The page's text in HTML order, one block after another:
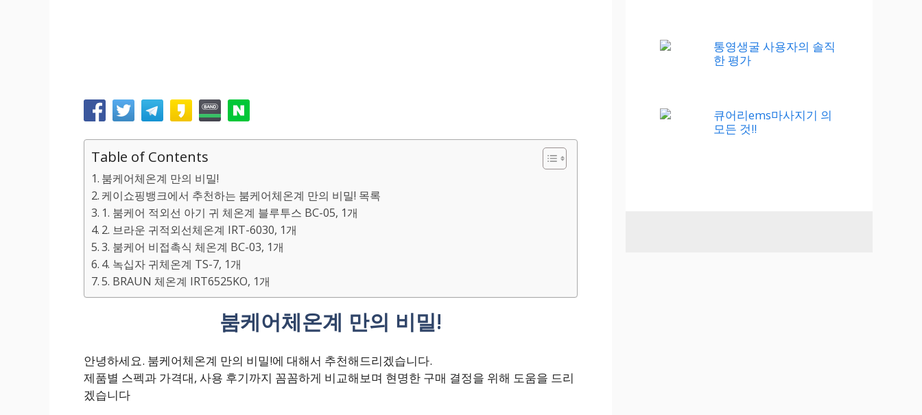
Table of Contents
붐케어체온계 만의 비밀!
케이쇼핑뱅크에서 추천하는 붐케어체온계 만의 비밀! 목록
1. 붐케어 적외선 아기 귀 체온계 블루투스 BC-05, 1개
2. 브라운 귀적외선체온계 IRT-6030, 1개
3. 붐케어 비접촉식 체온계 BC-03, 1개
4. 녹십자 귀체온계 TS-7, 1개
5. BRAUN 체온계 IRT6525KO, 1개
붐케어체온계 만의 비밀!
안녕하세요. 붐케어체온계 만의 비밀!에 대해서 추천해드리겠습니다.
제품별 스펙과 가격대, 사용 후기까지 꼼꼼하게 비교해보며 현명한 구매 결정을 위해 도움을 드리
겠습니다
통영생굴 사용자의 솔직
한 평가
큐어리ems마사지기 의
모든 것!!